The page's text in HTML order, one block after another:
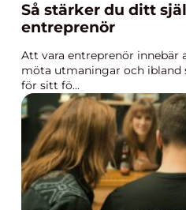
Så stärker du ditt
entreprenör
Att vara entreprenör innebär
möta utmaningar och ibland
för sitt fö...